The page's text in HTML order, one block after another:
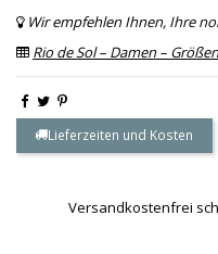
Wir empfehlen Ihnen, Ihre
Rio de Sol – Damen –
Lieferzeiten und Kosten
Versandkostenfrei